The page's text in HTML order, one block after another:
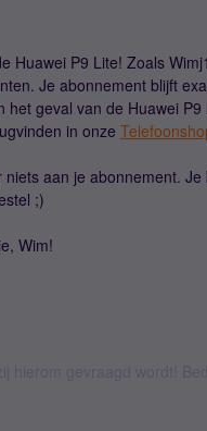
Huawei P9 Lite! Zoals
Je abonnement blijft
geval van de Huawei
in onze
aan je abonnement.
;)
Wim!